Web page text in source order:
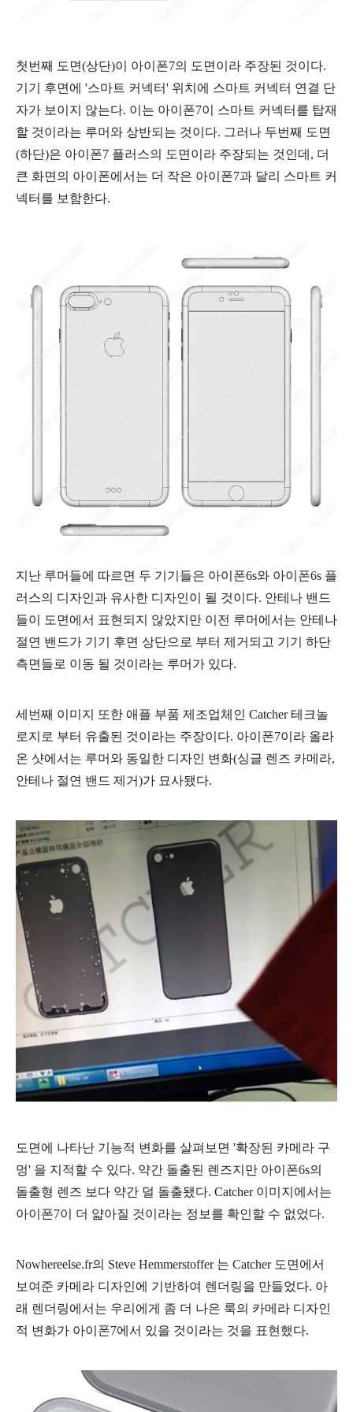
첫번째 도면(상단)이 아이폰7의 도면이라 주장된 것이다.
기기 후면에 '스마트 커넥터' 위치에 스마트 커넥터 연결 단
자가 보이지 않는다. 이는 아이폰7이 스마트 커넥터를 탑재
할 것이라는 루머와 상반되는 것이다. 그러나 두번째 도면
(하단)은 아이폰7 플러스의 도면이라 주장되는 것인데, 더
큰 화면의 아이폰에서는 더 작은 아이폰7과 달리 스마트 커
넥터를 보함한다.
지난 루머들에 따르면 두 기기들은 아이폰6s와 아이폰6s 플
러스의 디자인과 유사한 디자인이 될 것이다. 안테나 밴드
들이 도면에서 표현되지 않았지만 이전 루머에서는 안테나
절연 밴드가 기기 후면 상단으로 부터 제거되고 기기 하단
측면들로 이동 될 것이라는 루머가 있다.
세번째 이미지 또한 애플 부품 제조업체인 Catcher 테크놀
로지로 부터 유출된 것이라는 주장이다. 아이폰7이라 올라
온 샷에서는 루머와 동일한 디자인 변화(싱글 렌즈 카메라,
안테나 절연 밴드 제거)가 묘사됐다.
도면에 나타난 기능적 변화를 살펴보면 '확장된 카메라 구
멍' 을 지적할 수 있다. 약간 돌출된 렌즈지만 아이폰6s의
돌출형 렌즈 보다 약간 덜 돌출됐다. Catcher 이미지에서는
아이폰7이 더 얇아질 것이라는 정보를 확인할 수 없었다.
Nowhereelse.fr의 Steve Hemmerstoffer 는 Catcher 도면에서
보여준 카메라 디자인에 기반하여 렌더링을 만들었다. 아
래 렌더링에서는 우리에게 좀 더 나은 룩의 카메라 디자인
적 변화가 아이폰7에서 있을 것이라는 것을 표현 했다.